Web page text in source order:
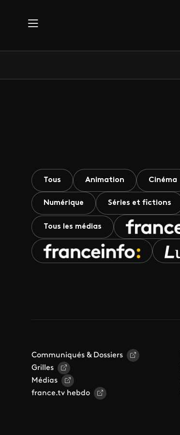
Tous Animation Cinéma
Numérique Séries et fictions
Tous les médias
Communiqués & Dossiers
Grilles
Médias
france.tv hebdo